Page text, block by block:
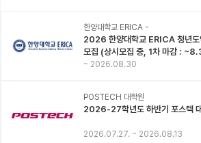
한양대학교 ERICA -
2026 한양대학교 ERICA 청년도
모집 (상시모집 중, 1차 마감 :
~ 2026.08.30
POSTECH 대학원
2026-27학년도 하반기 포스텍 대
2026.07.27. ~ 2026.08.13